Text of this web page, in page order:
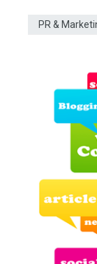
PR &